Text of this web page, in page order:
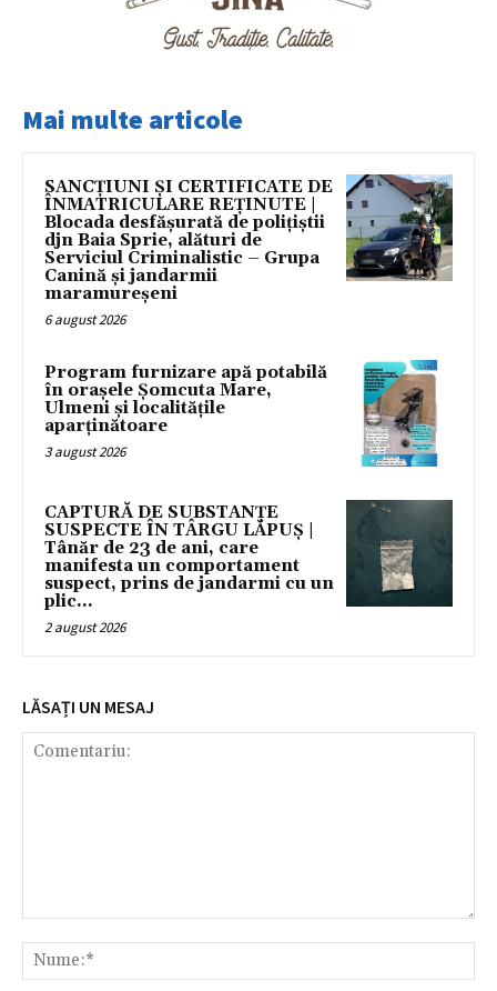
Mai multe articole
SANCȚIUNI ȘI CERTIFICATE DE
ÎNMATRICULARE REȚINUTE |
Blocada desfășurată de polițiștii
djn Baia Sprie, alături de
Serviciul Criminalistic – Grupa
Canină și jandarmii
maramureșeni
6 august 2026
Program furnizare apă potabilă
în orașele Șomcuta Mare,
Ulmeni și localitățile
aparținătoare
3 august 2026
CAPTURĂ DE SUBSTANȚE
SUSPECTE ÎN TÂRGU LĂPUȘ |
Tânăr de 23 de ani, care
manifesta un comportament
suspect, prins de jandarmi cu un
plic...
2 august 2026
LĂSAȚI UN MESAJ